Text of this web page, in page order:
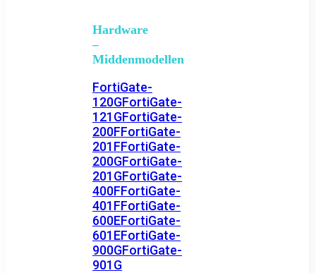
Hardware
–
Middenmodellen
FortiGate-
120GFortiGate-
121GFortiGate-
200FFortiGate-
201FFortiGate-
200GFortiGate-
201GFortiGate-
400FFortiGate-
401FFortiGate-
600EFortiGate-
601EFortiGate-
900GFortiGate-
901G